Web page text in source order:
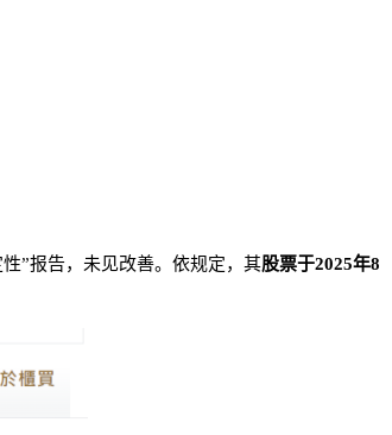
”报告，未见改善。依规定，其股票于2025年8